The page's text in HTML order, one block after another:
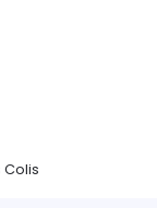
Colis